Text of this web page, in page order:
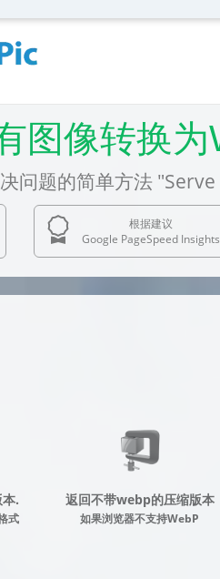
图像转换
问题的简单方法
根据建议
Google PageSpeed Insights
.
式
返回不带webp的压缩版本
如果浏览器不支持WebP